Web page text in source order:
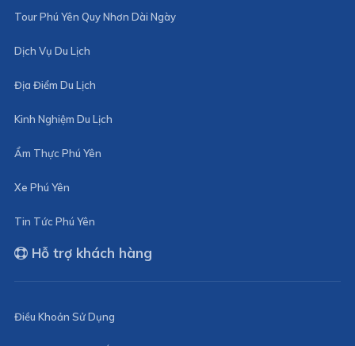
Tour Phú Yên Quy Nhơn Dài Ngày
Dịch Vụ Du Lịch
Địa Điểm Du Lịch
Kinh Nghiệm Du Lịch
Ẩm Thực Phú Yên
Xe Phú Yên
Tin Tức Phú Yên
Hỗ trợ khách hàng
Điều Khoản Sử Dụng